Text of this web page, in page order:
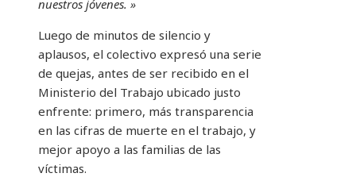
nuestros jóvenes. »
Luego de minutos de silencio y
aplausos, el colectivo expresó una serie
de quejas, antes de ser recibido en el
Ministerio del Trabajo ubicado justo
enfrente: primero, más transparencia
en las cifras de muerte en el trabajo, y
mejor apoyo a las familias de las
víctimas.